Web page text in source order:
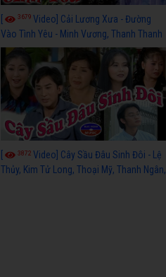
3679 Video] Cải Lương Xưa - Đường
Vào Tình Yêu - Minh Vương, Thanh Thanh
Tâm, Kim Tử Long, Thoại Mỹ, Thanh Ngân
3872 Video] Cây Sầu Đâu Sinh Đôi - Lệ
Thủy, Kim Tử Long, Thoại Mỹ, Thanh Ngân,